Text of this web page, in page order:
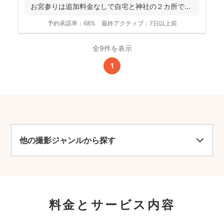
お宮参りは追加料金なしで自宅と神社の２カ所で撮
予約承諾率： 68% 最終アクティブ： 7日以上前
全9件を表示
1
他の撮影ジャンルから探す
料金とサービス内容